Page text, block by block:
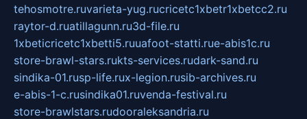
tehosmotre.ruvarieta-yug.rucricetc1xbetr1xbetcc2.ru
raytor-d.ruatillagunn.ru3d-file.ru
1xbeticricetc1xbetti5.ruuafoot-statti.rue-abis1c.ru
store-brawl-stars.rukts-services.rudark-sand.ru
sindika-01.rusp-life.rux-legion.rusib-archives.ru
e-abis-1-c.rusindika01.ruvenda-festival.ru
store-brawlstars.rudooraleksandria.ru